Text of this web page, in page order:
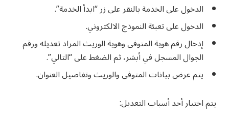
الدخول على الخدمة بالنقر على زر “ابدأ الخدمة”.
الدخول على تعبئة النموذج الالكتروني.
إدخال رقم هوية المتوفى وهوية الوريث المراد تعديله ورقم
الجوال المسجل في أبشر، ثم الضغط على “التالي”.
يتم عرض بيانات المتوفى والوريث وتفاصيل العنوان.
يتم اختيار أحد أسباب التعديل: